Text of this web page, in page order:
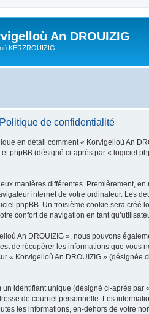
An DROUIZIG
KERZROUIZIG
de confidentialité
en détail comment « Korvigelloù An
phpBB (désigné ci-après par « logiciel
manières différentes. Premièrement,
internet de votre ordinateur. Les
phpBB. Un troisième cookie sera créé
confort de navigation en tant
An DROUIZIG », nous pouvons
de récupérer les informations que
« Korvigelloù An DROUIZIG »
identifiant unique (désigné ci-après
de courriel personnelle. Les
les informations, en-dehors de votre